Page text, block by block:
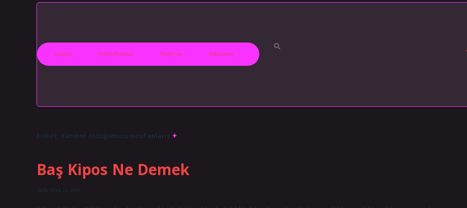
Anasayfa Gizlilik Politikası Yasal Uyarı Hakkımızda
Etiket: Kambur olduğumuzu nasıl anlarız
Baş Kipos Ne Demek
Tarih: Ekim 24, 2024